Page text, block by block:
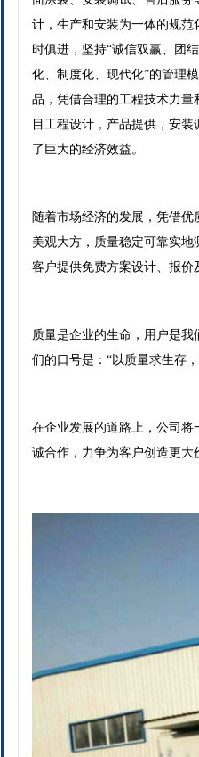
计，生产和安装为一体的规
时俱进，坚持“诚信双赢、团
化、制度化、现代化”的管理
品，凭借合理的工程技术力
目工程设计，产品提供，安
了巨大的经济效益。
随着市场经济的发展，凭借
美观大方，质量稳定可靠实
客户提供免费方案设计、报价
质量是企业的生命，用户是
们的口号是：“以质量求生存，
在企业发展的道路上，公司将
诚合作，力争为客户创造更大